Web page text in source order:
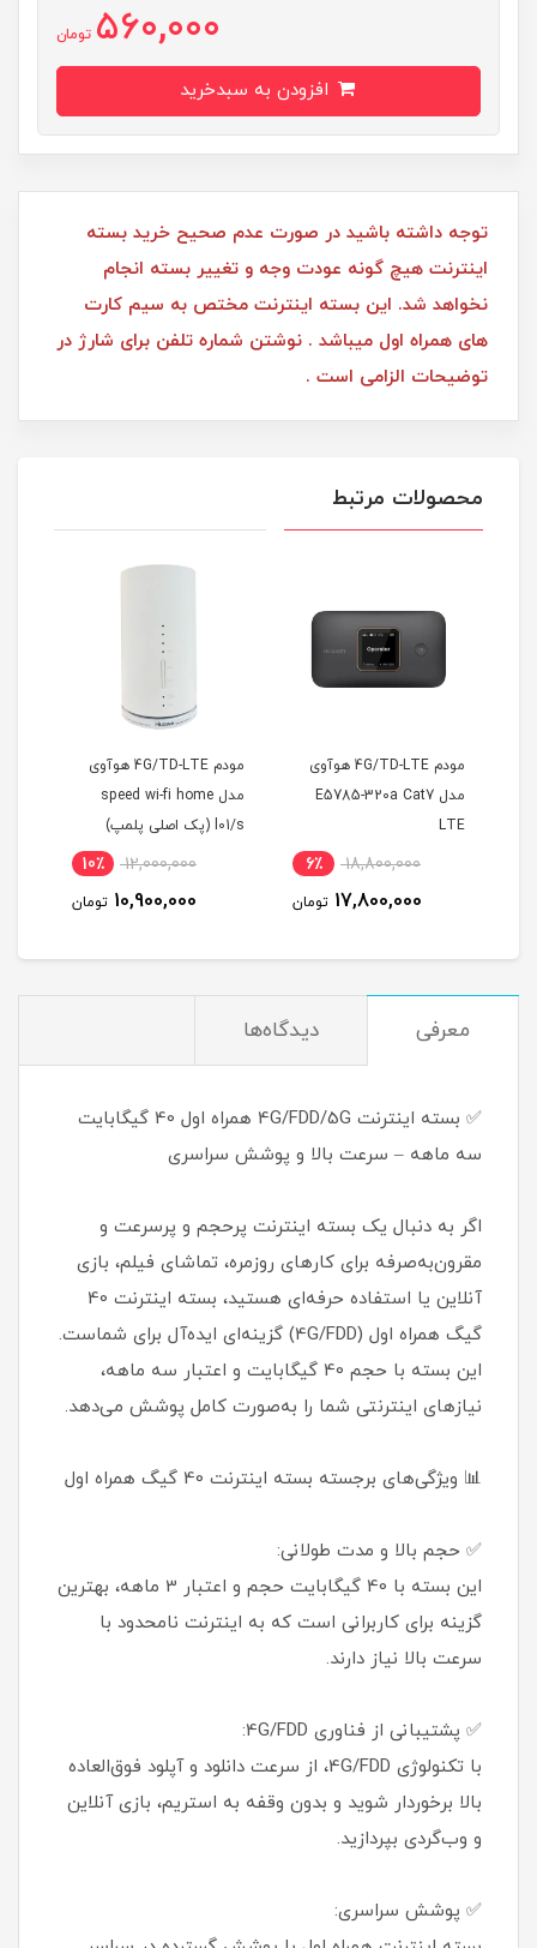
560,000 تومان
توجه داشته باشید در صورت عدم صحیح خرید بسته
اینترنت هیچ گونه عودت وجه و تغییر بسته انجام
نخواهد شد. این بسته اینترنت مختص به سیم کارت
های همراه اول میباشد . نوشتن شماره تلفن برای شارژ در
توضیحات الزامی است .
محصولات مرتبط
مودم 4G/TD-LTE هوآوی
مدل E5785-320a Cat7
LTE
18,800,000 6٪
17,800,000 تومان
مودم 4G/TD-LTE هوآوی
مدل speed wi-fi home
l01/s (پک اصلی پلمپ)
12,000,000 10٪
10,900,000 تومان
معرفی دیدگاه‌ها
✅ بسته اینترنت 4G/FDD/5G همراه اول 40 گیگابایت
سه ماهه – سرعت بالا و پوشش سراسری
اگر به دنبال یک بسته اینترنت پرحجم و پرسرعت و
مقرون‌به‌صرفه برای کارهای روزمره، تماشای فیلم، بازی
آنلاین یا استفاده حرفه‌ای هستید، بسته اینترنت 40
گیگ همراه اول (4G/FDD) گزینه‌ای ایده‌آل برای شماست.
این بسته با حجم 40 گیگابایت و اعتبار سه ماهه،
نیازهای اینترنتی شما را به‌صورت کامل پوشش می‌دهد.
📊 ویژگی‌های برجسته بسته اینترنت 40 گیگ همراه اول
✅ حجم بالا و مدت طولانی:
این بسته با 40 گیگابایت حجم و اعتبار 3 ماهه، بهترین
گزینه برای کاربرانی است که به اینترنت نامحدود با
سرعت بالا نیاز دارند.
✅ پشتیبانی از فناوری 4G/FDD:
با تکنولوژی 4G/FDD، از سرعت دانلود و آپلود فوق‌العاده
بالا برخوردار شوید و بدون وقفه به استریم، بازی آنلاین
و وب‌گردی بپردازید.
✅ پوشش سراسری: